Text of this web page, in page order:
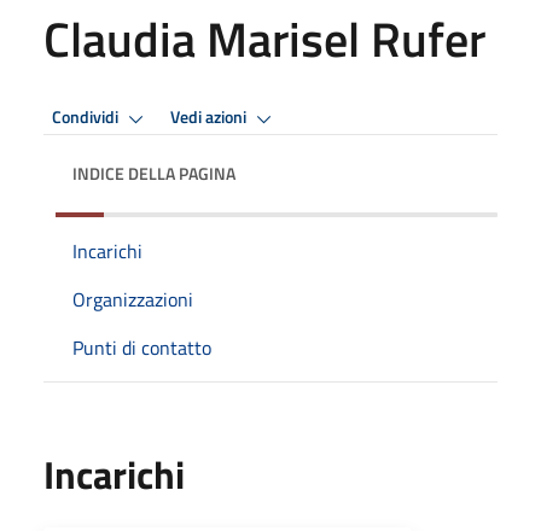
Claudia Marisel Rufer
Condividi Vedi azioni
INDICE DELLA PAGINA
Incarichi
Organizzazioni
Punti di contatto
Incarichi